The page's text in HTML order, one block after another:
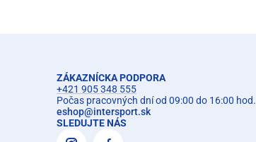
ZÁKAZNÍCKA PODPORA
+421 905 348 555
Počas pracovných dní od 09:00 do 16:00 hod.
eshop@intersport.sk
SLEDUJTE NÁS